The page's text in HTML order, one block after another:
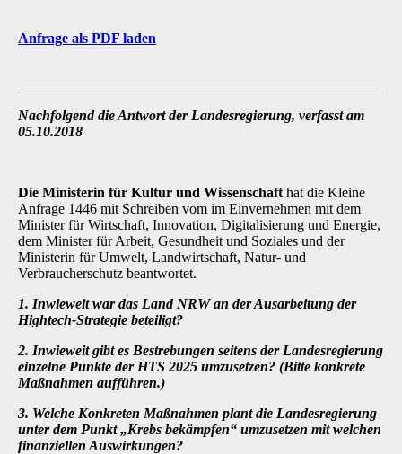
Anfrage als PDF laden
Nachfolgend die Antwort der Landesregierung, verfasst am
05.10.2018
Die Ministerin für Kultur und Wissenschaft hat die Kleine
Anfrage 1446 mit Schreiben vom im Einvernehmen mit dem
Minister für Wirtschaft, Innovation, Digitalisierung und Energie,
dem Minister für Arbeit, Gesundheit und Soziales und der
Ministerin für Umwelt, Landwirtschaft, Natur- und
Verbraucherschutz beantwortet.
1. Inwieweit war das Land NRW an der Ausarbeitung der
Hightech-Strategie beteiligt?
2. Inwieweit gibt es Bestrebungen seitens der Landesregierung
einzelne Punkte der HTS 2025 umzusetzen? (Bitte konkrete
Maßnahmen aufführen.)
3. Welche Konkreten Maßnahmen plant die Landesregierung
unter dem Punkt „Krebs bekämpfen“ umzusetzen mit welchen
finanziellen Auswirkungen?